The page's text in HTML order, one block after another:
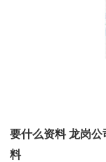
要什么资料 龙岗
料